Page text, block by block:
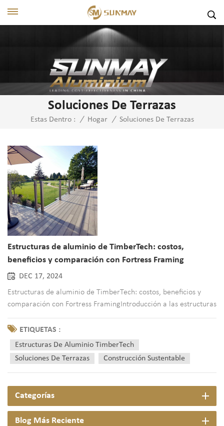
Soluciones De Terrazas
Estas Dentro : / Hogar / Soluciones De Terrazas
Estructuras de aluminio de TimberTech: costos,
beneficios y comparación con Fortress Framing
DEC 17, 2024
Estructuras de aluminio de TimberTech: costos, beneficios y
comparación con Fortress FramingIntroducción a las estructuras
de aluminio de TimberTechEn el siempre cambiante mundo de
la construcción y las terrazas, las estructuras de aluminio de
TimberTech se han convertido en una opción de material m...
ETIQUETAS :
Estructuras De Aluminio TimberTech
Soluciones De Terrazas
Construcción Sustentable
Categorías
Blog Más Reciente